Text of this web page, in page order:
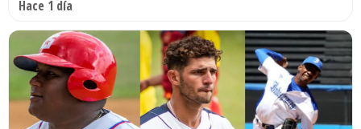
Hace 1 día